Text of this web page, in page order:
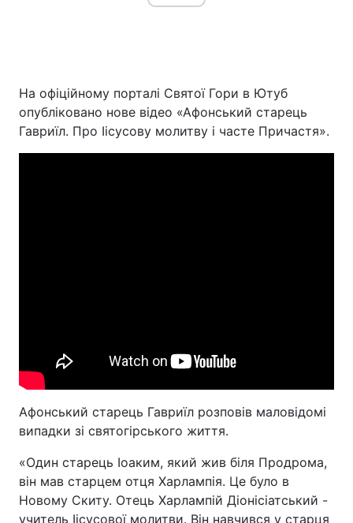
Зброя Інциденти
Здоров'я
Цікавинки Погода
Екологія Регіони
Лонгріди
На офіційному порталі Святої Гори в Ютуб
опубліковано нове відео «Афонський старець
Гавриїл. Про Іісусову молитву і часте Причастя».
Афонський старець Гавриїл розповів маловідомі
випадки зі святогірського життя.
«Один старець Іоаким, який жив біля Продрома,
він мав старцем отця Харлампія. Це було в
Новому Скиту. Отець Харлампій Діонісіатський -
учитель Іісусової молитви. Він навчився у старця